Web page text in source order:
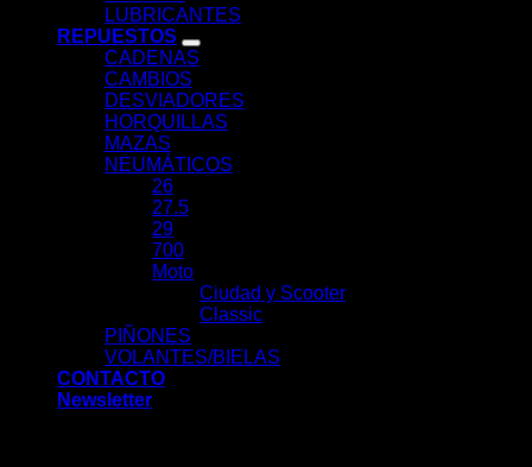
LUBRICANTES
REPUESTOS
CADENAS
CAMBIOS
DESVIADORES
HORQUILLAS
MAZAS
NEUMÁTICOS
26
27.5
29
700
Moto
Ciudad y Scooter
Classic
PIÑONES
VOLANTES/BIELAS
CONTACTO
Newsletter